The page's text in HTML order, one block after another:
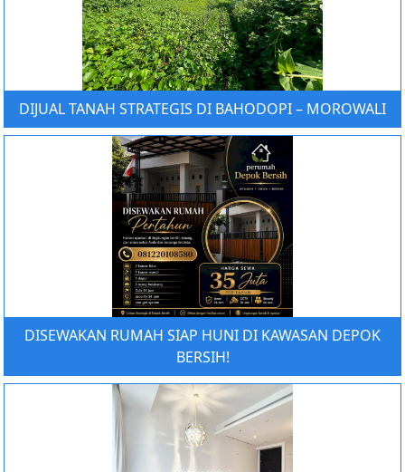
DIJUAL TANAH STRATEGIS DI BAHODOPI – MOROWALI
DISEWAKAN RUMAH SIAP HUNI DI KAWASAN DEPOK
BERSIH!